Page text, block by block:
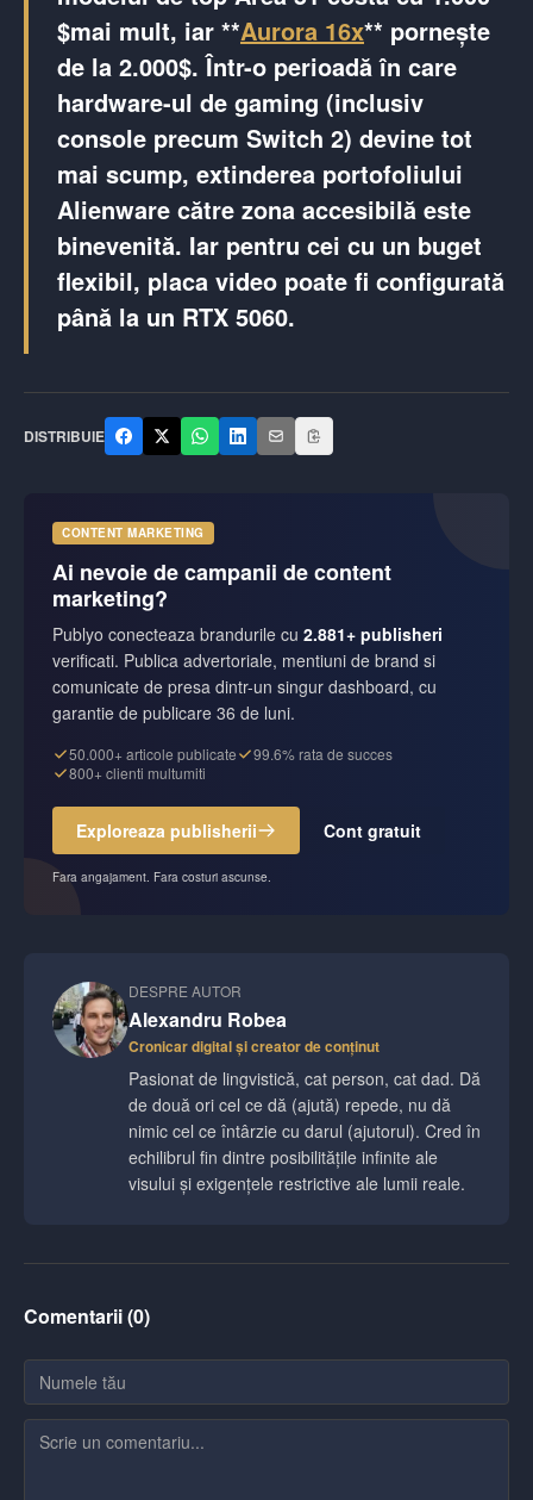
$mai mult, iar **Aurora 16x** pornește
de la 2.000$. Într-o perioadă în care
hardware-ul de gaming (inclusiv
console precum Switch 2) devine tot
mai scump, extinderea portofoliului
Alienware către zona accesibilă este
binevenită. Iar pentru cei cu un buget
flexibil, placa video poate fi configurată
până la un RTX 5060.
DISTRIBUIE
CONTENT MARKETING
Ai nevoie de campanii de content
marketing?
Publyo conecteaza brandurile cu 2.881+ publisheri
verificati. Publica advertoriale, mentiuni de brand si
comunicate de presa dintr-un singur dashboard, cu
garantie de publicare 36 de luni.
50.000+ articole publicate
99.6% rata de succes
800+ clienti multumiti
Exploreaza publisherii Cont gratuit
Fara angajament. Fara costuri ascunse.
DESPRE AUTOR
Alexandru Robea
Cronicar digital și creator de conținut
Pasionat de lingvistică, cat person, cat dad. Dă
de două ori cel ce dă (ajută) repede, nu dă
nimic cel ce întârzie cu darul (ajutorul). Cred în
echilibrul fin dintre posibilitățile infinite ale
visului și exigențele restrictive ale lumii reale.
Comentarii (0)